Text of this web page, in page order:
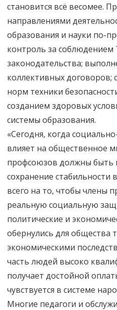
становится всё весомее.
направлениями
образования и науки по-
контроль за соблюдением
законодательства;
коллективных
норм техники
созданием здоровых
системы образования.
«Сегодня, когда
влияет на общественное
профсоюзов должны быть
сохранение стабильности
всего на то, чтобы члены
реальную социальную
политические и
обернулись для общества
экономическими
часть людей высоко
получает достойной
чувствуется в системе
Многие педагоги и